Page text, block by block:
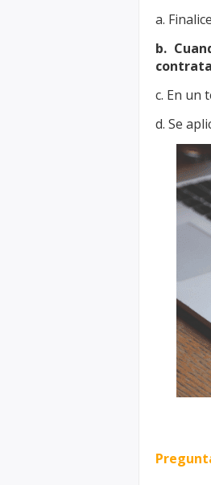
a.
b.
c. En un
d. Se